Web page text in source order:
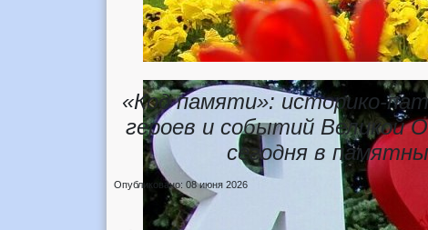
«Код памяти»: историко-
героев и событий Великой
сегодня в
Опубликовано: 08 июня 2026